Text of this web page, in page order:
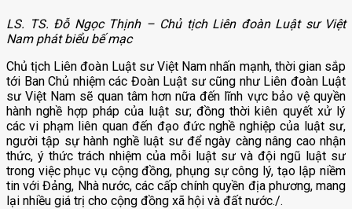
LS. TS. Đỗ Ngọc Thịnh – Chủ tịch Liên đoàn Luật sư Việt
Nam phát biểu bế mạc
Chủ tịch Liên đoàn Luật sư Việt Nam nhấn mạnh, thời gian sắp
tới Ban Chủ nhiệm các Đoàn Luật sư cũng như Liên đoàn Luật
sư Việt Nam sẽ quan tâm hơn nữa đến lĩnh vực bảo vệ quyền
hành nghề hợp pháp của luật sư; đồng thời kiên quyết xử lý
các vi phạm liên quan đến đạo đức nghề nghiệp của luật sư,
người tập sự hành nghề luật sư để ngày càng nâng cao nhận
thức, ý thức trách nhiệm của mỗi luật sư và đội ngũ luật sư
trong việc phục vụ cộng đồng, phụng sự công lý, tạo lập niềm
tin với Đảng, Nhà nước, các cấp chính quyền địa phương, mang
lại nhiều giá trị cho cộng đồng xã hội và đất nước./.